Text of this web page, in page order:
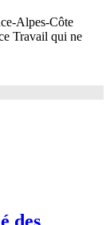
Alpes-Côte
Travail qui ne